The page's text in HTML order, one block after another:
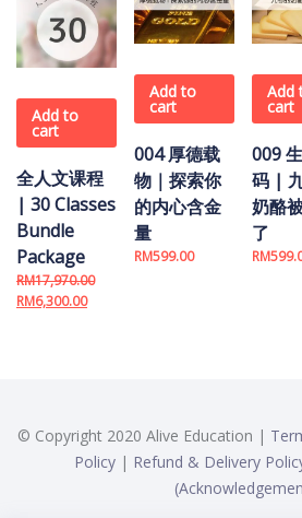
Add to
cart
全人文课程
| 30 Classes
Bundle
Package
RM17,970.00
Original price was: RM17,970.00.
RM6,300.00Current price is: RM6,300.00.
Add to
cart
004 厚德载
物｜探索你
的内心含金
量
RM599.00
Add
cart
009
码 |
奶酪
了
RM
© Copyright 2020 Alive Education |
Policy| Refund & Delivery